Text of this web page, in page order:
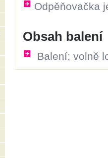
Odpěňovačka
Obsah balení
Balení: volně